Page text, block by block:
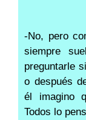
-No, pero
siempre
preguntarle
o después
él imagino
Todos lo